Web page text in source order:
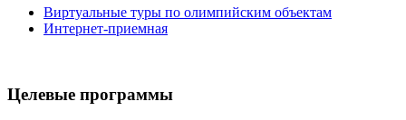
Виртуальные туры по олимпийским объектам
Интернет-приемная
Целевые программы